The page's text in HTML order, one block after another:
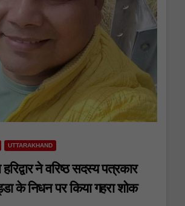
UTTARAKHAND
ने वरिष्ठ सदस्य पत्रकार
के निधन पर किया गहरा शोक